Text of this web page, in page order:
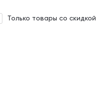
Только товары со скидкой